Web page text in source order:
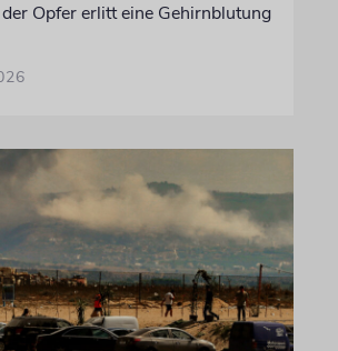
Opfer erlitt eine Gehirnblutung